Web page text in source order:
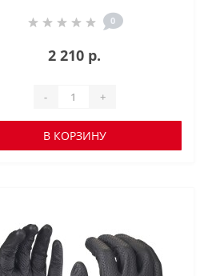
0
2 210 р.
- +
В КОРЗИНУ